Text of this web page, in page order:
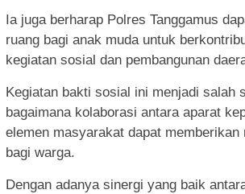
Ia juga berharap Polres Tanggamus
ruang bagi anak muda untuk
kegiatan sosial dan pembangunan
Kegiatan bakti sosial ini menjadi salah
bagaimana kolaborasi antara aparat
elemen masyarakat dapat memberikan
bagi warga.
Dengan adanya sinergi yang baik